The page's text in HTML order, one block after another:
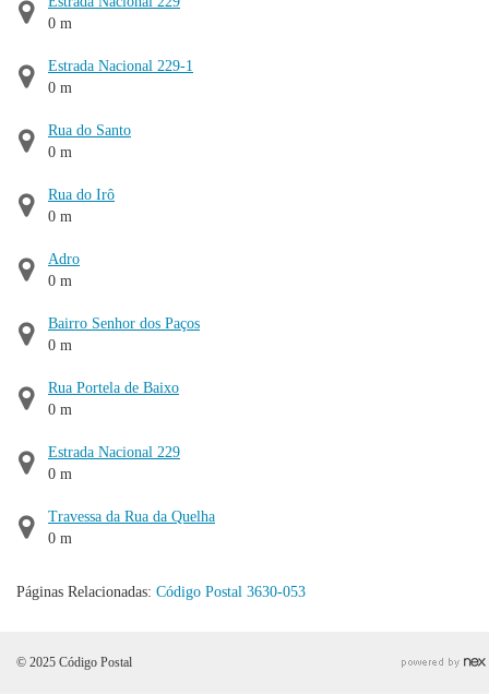
0 m
Estrada Nacional 229-1
0 m
Rua do Santo
0 m
Rua do Irô
0 m
Adro
0 m
Bairro Senhor dos Paços
0 m
Rua Portela de Baixo
0 m
Estrada Nacional 229
0 m
Travessa da Rua da Quelha
0 m
Páginas Relacionadas: Código Postal 3630-053
© 2025 Código Postal